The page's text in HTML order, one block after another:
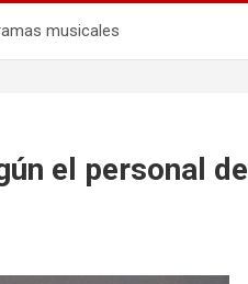
musicales
el personal de